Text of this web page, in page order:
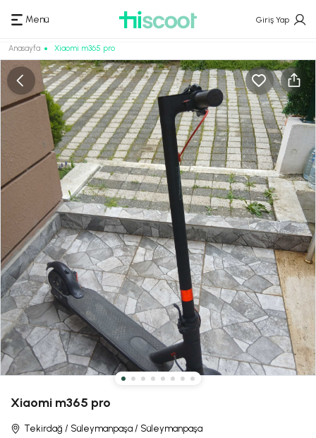
Menü Giriş Yap
Anasayfa Xiaomi m365 pro
Xiaomi m365 pro
Tekirdağ / Süleymanpaşa / Süleymanpaşa